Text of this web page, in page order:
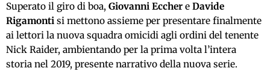
Superato il giro di boa, Giovanni Eccher e Davide
Rigamonti si mettono assieme per presentare finalmente
ai lettori la nuova squadra omicidi agli ordini del tenente
Nick Raider, ambientando per la prima volta l’intera
storia nel 2019, presente narrativo della nuova serie.